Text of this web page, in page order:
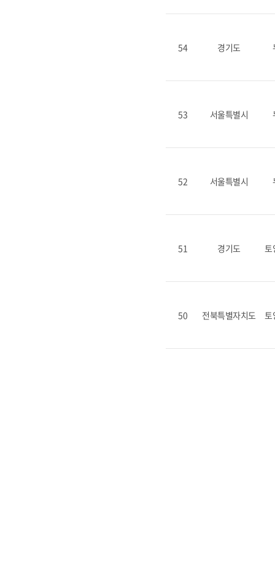
54 경기도
53 서울특별시
52 서울특별시
51 경기도 토
50 전북특별자치도 토